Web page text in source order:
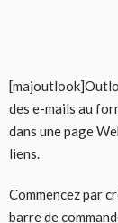
des e-mails au
dans une page
liens.
Commencez par
barre de